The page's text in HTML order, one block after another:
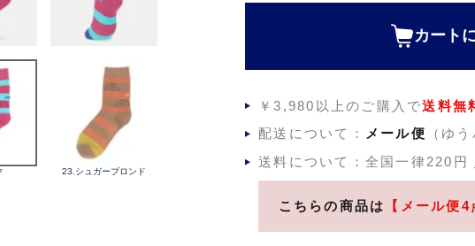
23.シュガーブロンド
カート
￥3,980以上のご購入で送料無
配送について：
メール便
（ゆ
送料について：全国一律220円
こちらの商品は 【メール便4